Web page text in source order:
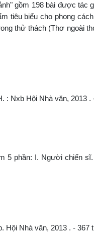
gồm 198 bài được tác
tiêu biểu cho phong
thử thách (Thơ ngoài
: Nxb Hội Nhà văn, 2013 .
5 phần: I. Người chiến
Hội Nhà văn, 2013 . - 367